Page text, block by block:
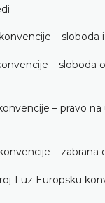
– sloboda
– sloboda
– pravo
– zabrana
1 uz Europsku